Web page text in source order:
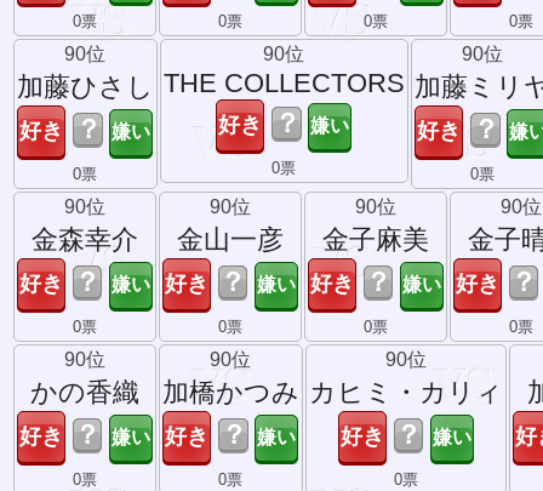
0票 0票 0票 0票
90位
加藤ひさし
？
0票
90位
THE COLLECTORS
？
0票
90位
加藤ミリ
？
0票
90位
金森幸介
？
0票
90位
金山一彦
？
0票
90位
金子麻美
？
0票
90位
金子
？
0票
90位
かの香織
？
0票
90位
加橋かつみ
？
0票
90位
カヒミ・カリィ
？
0票